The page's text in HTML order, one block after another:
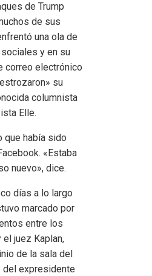
de Trump
de sus
una ola de
y en su
correo electrónico
su
columnista
Elle.
que había sido
«Estaba
nuevo», dice.
días a lo largo
marcado por
entre los
juez Kaplan,
de la sala del
del expresidente